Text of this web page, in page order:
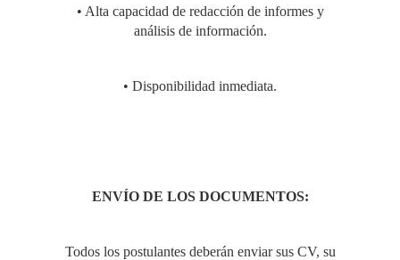
ENFOQUE DE
GÉNERO Y
CIRCULAR EN LA
LIBERTAD”"
• Alta capacidad de redacción de informes y
análisis de información.
• Disponibilidad inmediata.
ENVÍO DE LOS DOCUMENTOS:
Todos los postulantes deberán enviar sus CV, su